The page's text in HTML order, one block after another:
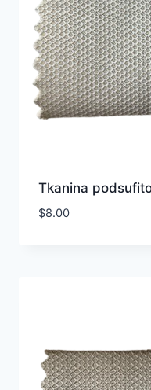
Tkanina
$8.00